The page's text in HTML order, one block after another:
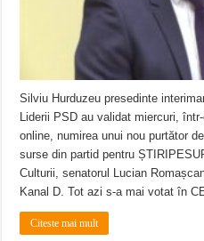
Silviu Hurduzeu presedinte
Liderii PSD au validat miercuri,
online, numirea unui nou purtător
surse din partid pentru
Culturii, senatorul Lucian
Kanal D. Tot azi s-a mai votat în
Citeste mai mult